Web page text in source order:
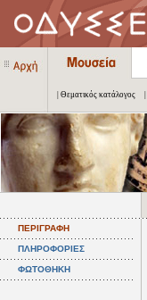
| Θεματικός κατάλογος
ΠΕΡΙΓΡΑΦΗ
ΠΛΗΡΟΦΟΡΙΕΣ
ΦΩΤΟΘΗΚΗ